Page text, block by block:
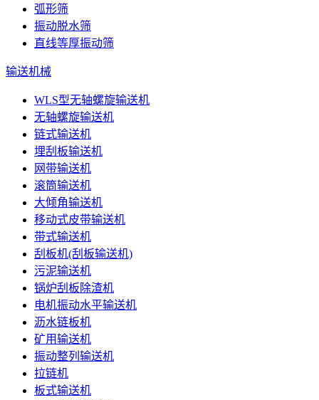
弧形筛
振动脱水筛
直线等厚振动筛
输送机械
WLS型无轴螺旋输送机
无轴螺旋输送机
链式输送机
埋刮板输送机
网带输送机
滚筒输送机
大倾角输送机
移动式皮带输送机
带式输送机
刮板机(刮板输送机)
污泥输送机
锅炉刮板除渣机
电机振动水平输送机
沥水链板机
矿用输送机
振动整列输送机
拉链机
板式输送机